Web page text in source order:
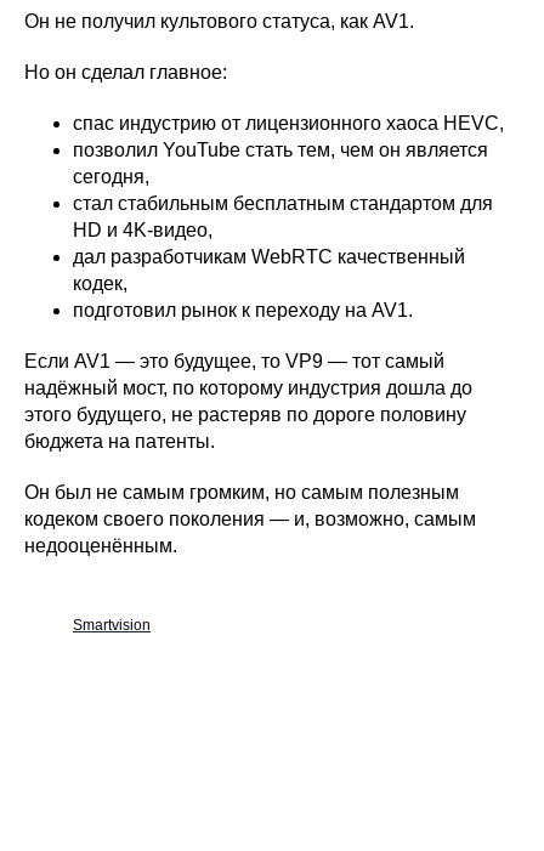
Он не получил культового статуса, как AV1.
Но он сделал главное:
спас индустрию от лицензионного хаоса HEVC,
позволил YouTube стать тем, чем он является
сегодня,
стал стабильным бесплатным стандартом для
HD и 4K-видео,
дал разработчикам WebRTC качественный
кодек,
подготовил рынок к переходу на AV1.
Если AV1 — это будущее, то VP9 — тот самый
надёжный мост, по которому индустрия дошла до
этого будущего, не растеряв по дороге половину
бюджета на патенты.
Он был не самым громким, но самым полезным
кодеком своего поколения — и, возможно, самым
недооценённым.
Smartvision